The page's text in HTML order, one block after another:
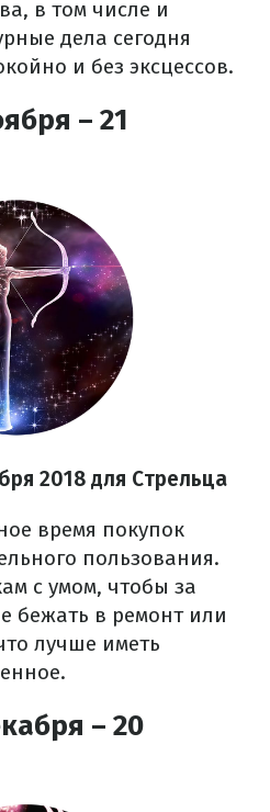
в том числе и
дела сегодня
и без эксцессов.
– 21
2018 для Стрельца
время покупок
пользования.
с умом, чтобы за
бежать в ремонт или
лучше иметь
– 20